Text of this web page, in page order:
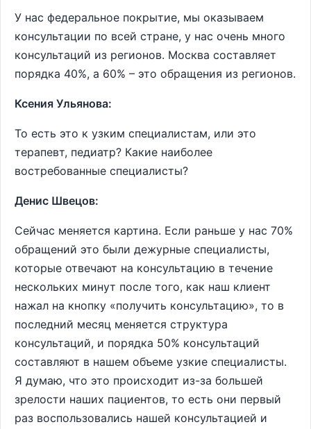
У нас федеральное покрытие, мы оказываем
консультации по всей стране, у нас очень много
консультаций из регионов. Москва составляет
порядка 40%, а 60% – это обращения из регионов.
Ксения Ульянова:
То есть это к узким специалистам, или это
терапевт, педиатр? Какие наиболее
востребованные специалисты?
Денис Швецов:
Сейчас меняется картина. Если раньше у нас 70%
обращений это были дежурные специалисты,
которые отвечают на консультацию в течение
нескольких минут после того, как наш клиент
нажал на кнопку «получить консультацию», то в
последний месяц меняется структура
консультаций, и порядка 50% консультаций
составляют в нашем объеме узкие специалисты.
Я думаю, что это происходит из-за большей
зрелости наших пациентов, то есть они первый
раз воспользовались нашей консультацией и